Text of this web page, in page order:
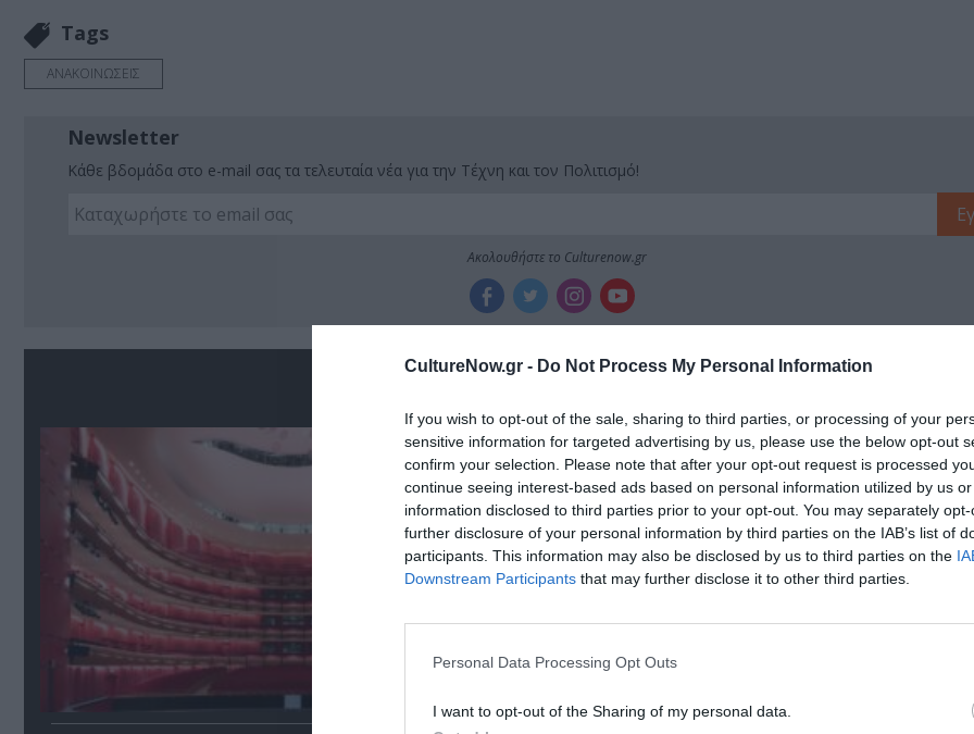
CultureNow.gr - Do Not Process My Personal Information
If you wish to opt-out of the sale, sharing to third parties, or processing of your
sensitive information for targeted advertising by us, please use the below opt-out
confirm your selection. Please note that after your opt-out request is processed
continue seeing interest-based ads based on personal information utilized by us
information disclosed to third parties prior to your opt-out. You may separately
further disclosure of your personal information by third parties on the IAB’s list of
participants. This information may also be disclosed by us to third parties on the
Downstream Participants that may further disclose it to other third parties.
Personal Data Processing Opt Outs
I want to opt-out of the Sharing of my personal data.
Tags
ΑΝΑΚΟΙΝΩΣΕΙΣ
Newsletter
Κάθε βδομάδα στο e-mail σας τα τελευταία νέα για την Τέχνη και τον Πολιτισμό!
Ακολουθήστε το Culturenow.gr
Σχετικά Άρθρα